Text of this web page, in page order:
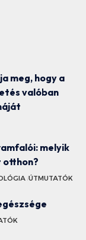
meg, hogy a
valóban
melyik
otthon?
ÚTMUTATÓK